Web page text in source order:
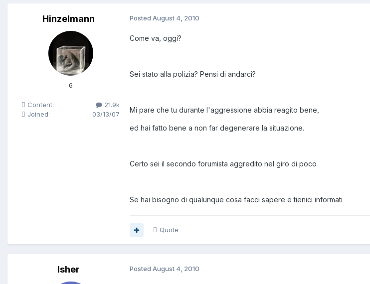
Hinzelmann
6
Content:
21.9k
Joined:
03/13/07
Posted August 4, 2010
Come va, oggi?
Sei stato alla polizia? Pensi di andarci?
Mi pare che tu durante l'aggressione abbia reagito bene,
ed hai fatto bene a non far degenerare la situazione.
Certo sei il secondo forumista aggredito nel giro di poco
Se hai bisogno di qualunque cosa facci sapere e tienici informati
Quote
Isher Posted August 4, 2010